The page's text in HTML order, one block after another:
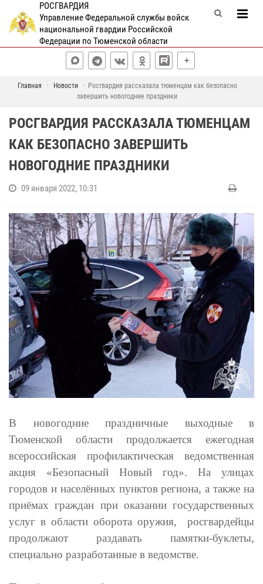
РОСГВАРДИЯ
Управление Федеральной службы войск
национальной гвардии Российской
Федерации по Тюменской области
Главная Новости
Росгвардия рассказала тюменцам как безопасно
завершить новогодние праздники
РОСГВАРДИЯ РАССКАЗАЛА ТЮМЕНЦАМ
КАК БЕЗОПАСНО ЗАВЕРШИТЬ
НОВОГОДНИЕ ПРАЗДНИКИ
09 января 2022, 10:31
В новогодние праздничные выходные в
Тюменской области продолжается ежегодная
всероссийская профилактическая ведомственная
акция «Безопасный Новый год». На улицах
городов и населённых пунктов региона, а также на
приёмах граждан при оказании государственных
услуг в области оборота оружия, росгвардейцы
продолжают раздавать памятки-буклеты,
специально разработанные в ведомстве.